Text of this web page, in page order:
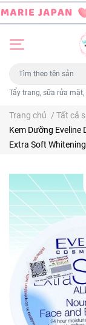
Tẩy trang, sữa rửa mặt,
Trang chủ / Tất cả
Kem Dưỡng Eveline
Extra Soft